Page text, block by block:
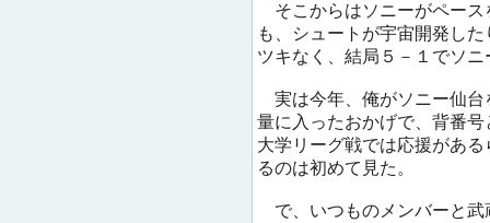
そこからはソニーがペース
も、シュートが宇宙開発し
ツキなく、結局５－１でソニ
実は今年、俺がソニー仙
量に入ったおかげで、背番
大学リーグ戦では応援があ
るのは初めて見た。
で、いつものメンバーと武